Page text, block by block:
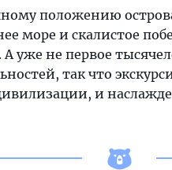
положению
море и скалистое
не первое
так что
и